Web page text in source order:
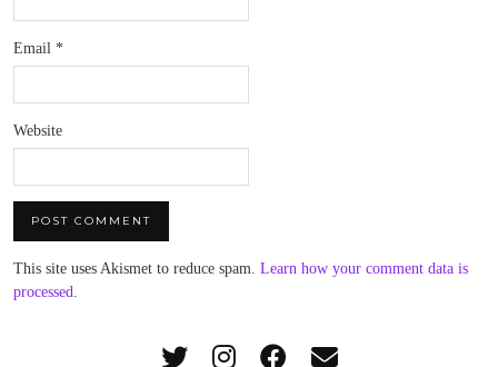
Email *
Website
This site uses Akismet to reduce spam. Learn how your comment data is
processed.